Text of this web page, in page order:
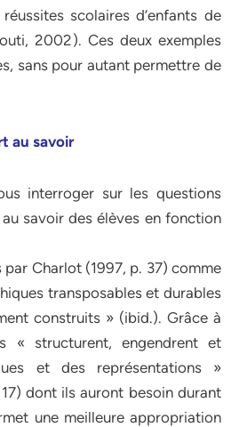
scolaires d’enfants de
2002). Ces deux exemples
sans pour autant permettre de
au savoir
interroger sur les questions
savoir des élèves en fonction
Charlot (1997, p. 37) comme
transposables et durables
construits » (ibid.). Grâce à
« structurent, engendrent et
et des représentations »
dont ils auront besoin durant
une meilleure appropriation